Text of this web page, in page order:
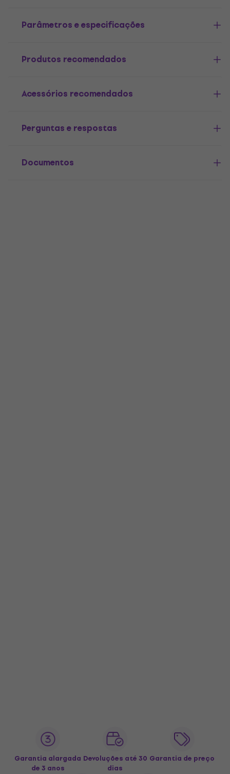
Parâmetros e especificações
Produtos recomendados
Acessórios recomendados
Perguntas e respostas
Documentos
Garantia alargada
de 3 anos
Devoluções até 30
dias
Garantia de preço